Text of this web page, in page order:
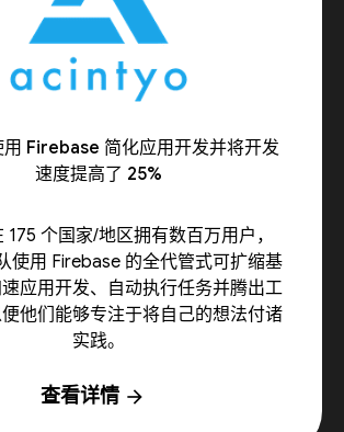
Firebase 简化应用开发并将开发
速度提高了 25%
175 个国家/地区拥有数百万用户，
使用 Firebase 的全代管式可扩缩基
应用开发、自动执行任务并腾出工
他们能够专注于将自己的想法付诸
实践。
查看详情 arrow_forward